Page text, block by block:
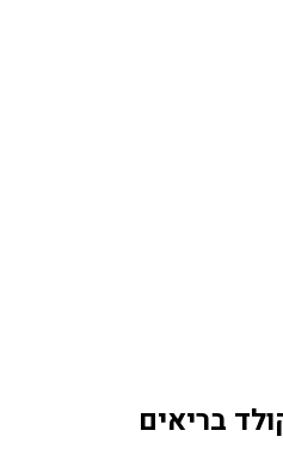
בריאים